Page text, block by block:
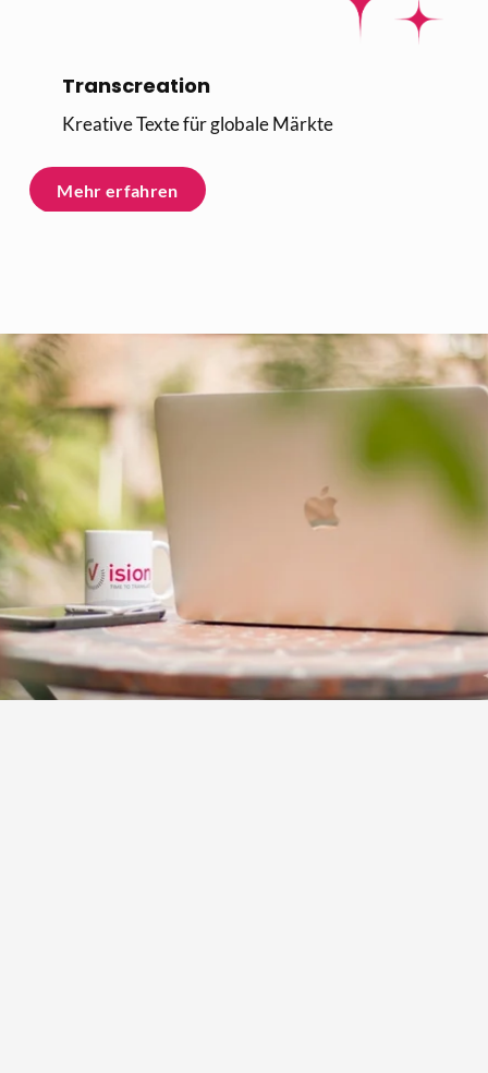
Transcreation
Kreative Texte für globale Märkte
Mehr erfahren